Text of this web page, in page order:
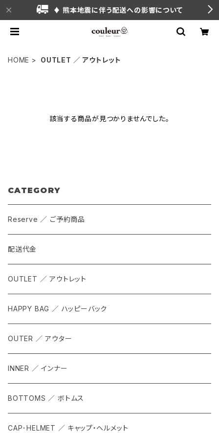
♦ 熊本地震に伴う配送への影響について
HOME OUTLET ／ アウトレット
該当する商品が見つかりませんでした。
CATEGORY
Reserve ／ ご予約商品
配送代金
OUTLET ／ アウトレット
HAPPY BAG ／ ハッピーバック
OUTER ／ アウター
INNER ／ インナー
BOTTOMS ／ ボトムス
CAP･HELMET ／ キャップ・ヘルメット